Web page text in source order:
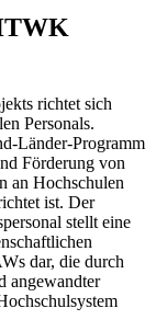
richtet sich
Personals.
Länder-Programm
Förderung von
an Hochschulen
ist. Der
stellt eine
dar, die durch
angewandter